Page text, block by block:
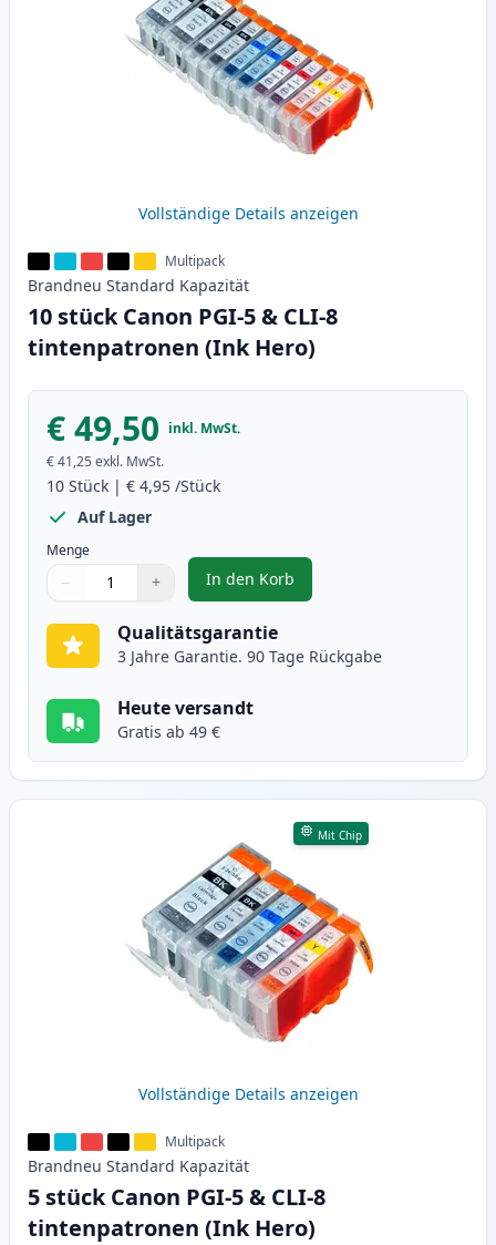
Vollständige Details anzeigen
Multipack
Brandneu Standard Kapazität
10 stück Canon PGI-5 & CLI-8
tintenpatronen (Ink Hero)
€ 49,50 inkl. MwSt.
€ 41,25 exkl. MwSt.
10 Stück | € 4,95 /Stück
Auf Lager
Menge
Verwenden Sie die Tasten, um anzupassen
− +
1
In den Korb
, 10 stück Canon PGI-5 & CLI-8
Qualitätsgarantie
3 Jahre Garantie. 90 Tage Rückgabe
Heute versandt
Gratis ab 49 €
Mit Chip
Vollständige Details anzeigen
Multipack
Brandneu Standard Kapazität
5 stück Canon PGI-5 & CLI-8
tintenpatronen (Ink Hero)